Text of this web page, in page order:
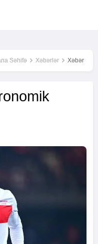
Səhifə Xəbərlər Xəbər